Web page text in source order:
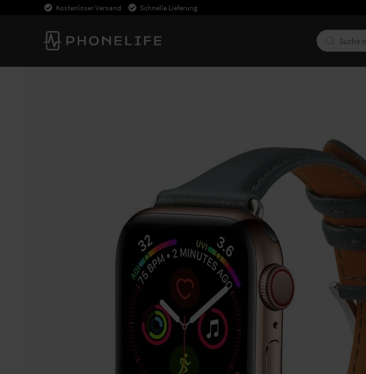
Kostenloser Versand Schnelle Lieferung